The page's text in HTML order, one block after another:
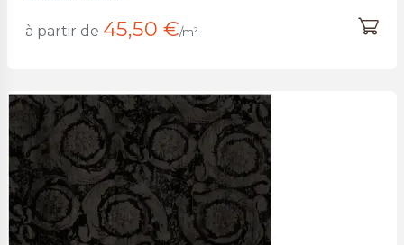
à partir de 45,50 €/m²